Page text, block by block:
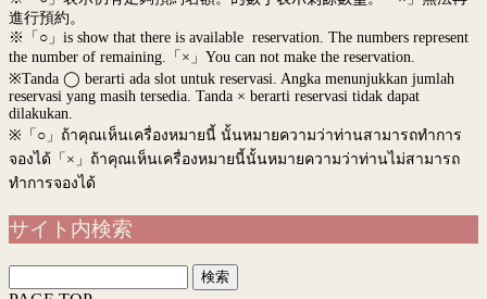
進行預約。
※「○」is show that there is available reservation. The numbers represent
the number of remaining.「×」You can not make the reservation.
※Tanda ◯ berarti ada slot untuk reservasi. Angka menunjukkan jumlah
reservasi yang masih tersedia. Tanda × berarti reservasi tidak dapat
dilakukan.
※ 「○」ถ้าคุณเห็นเครื่องหมายนี้ นั้นหมายความว่าท่านสามารถทำการ
จองได้「×」ถ้าคุณเห็นเครื่องหมายนี้นั้นหมายความว่าท่านไม่สามารถ
ทำการจองได้
サイト内検索